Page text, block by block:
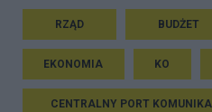
RZĄD BUDŻET
EKONOMIA KO
CENTRALNY PORT